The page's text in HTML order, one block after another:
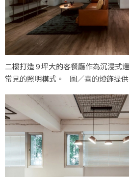
二樓打造 9 坪大的客餐廳作為沉浸式
常見的照明模式。 圖／喜的燈飾提供